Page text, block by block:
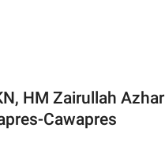
HM Zairullah Azhar
Cawapres